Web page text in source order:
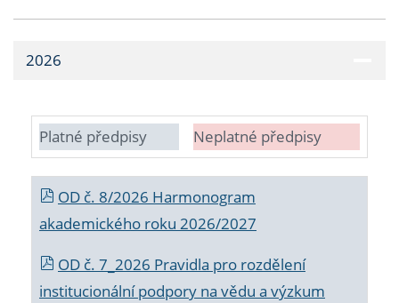
2026
Platné předpisy Neplatné předpisy
OD č. 8/2026 Harmonogram
akademického roku 2026/2027
OD č. 7_2026 Pravidla pro rozdělení
institucionální podpory na vědu a výzkum